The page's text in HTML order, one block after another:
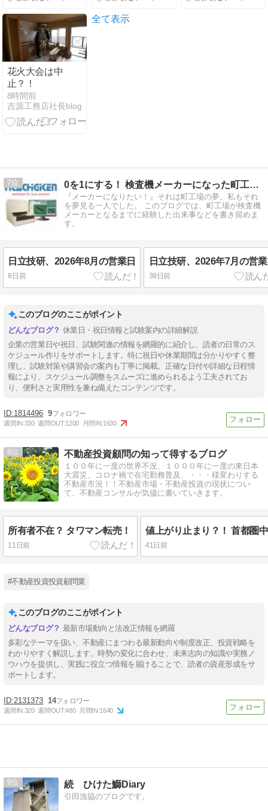
花火大会は中
止？！
8時間前
吉源工務店社長blog
全て表示
7 0を1にする！ 検査機メーカーになった町工場のブログ
『メーカーになりたい！』それは町工場の夢。私もそれ
を夢見る一人でした。 このブログでは、町工場が検査機
メーカーとなるまでに経験した出来事などを書き留めま
す。
日立技研、2026年8月の営業日
8日前
日立技研、2026年7月の営
39日前
このブログのここがポイント
休業日・祝日情報と試験案内の詳細解説
企業の営業日や祝日、試験関連の情報を網羅的に紹介し、読者の日常のス
ケジュール作りをサポートします。特に祝日や休業期間は分かりやすく整
理し、試験対策や講習会の案内も丁寧に掲載。正確な日付や詳細な日程情
報により、スケジュール調整をスムーズに進められるよう工夫されてお
り、便利さと実用性を兼ね備えたコンテンツです。
1814496 9
週間IN:330 週間OUT:1200 月間IN:1630
8 不動産投資顧問の知って得するブログ
１００年に一度の世界不況、１０００年に一度の東日本
大震災、コロナ禍で在宅勤務普及、・・・様変わりする
不動産市況！！不動産市場・不動産投資の現状につい
て、不動産コンサルが気儘に書いていきます。
所有者不在？ タワマン転売！
11日前 41日前
#不動産投資投資顧問業
このブログのここがポイント
最新市場動向と法改正情報を網羅
多彩なテーマを扱い、不動産にまつわる最新動向や制度改正、投資戦略を
わかりやすく解説します。時勢の変化に合わせ、未来志向の知識や実務ノ
ウハウを提供し、実践に役立つ情報を届けることで、読者の資産形成をサ
ポートします。
2131373 14
週間IN:320 週間OUT:480 月間IN:1640
9 続 ひけた鰤Diary
引田漁協のブログです。